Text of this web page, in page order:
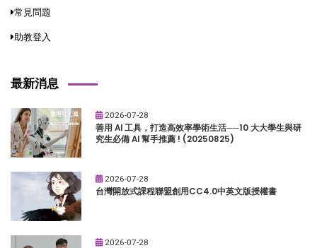
常見問題
助教登入
最新消息
2026-07-28
善用 AI 工具，打造高效率學術生活──10 大大學生與研
究生必備 AI 幫手推薦 ! (20250825)
2026-07-28
台灣開放式課程聯盟創用CC4.0中英文版授權書
2026-07-28